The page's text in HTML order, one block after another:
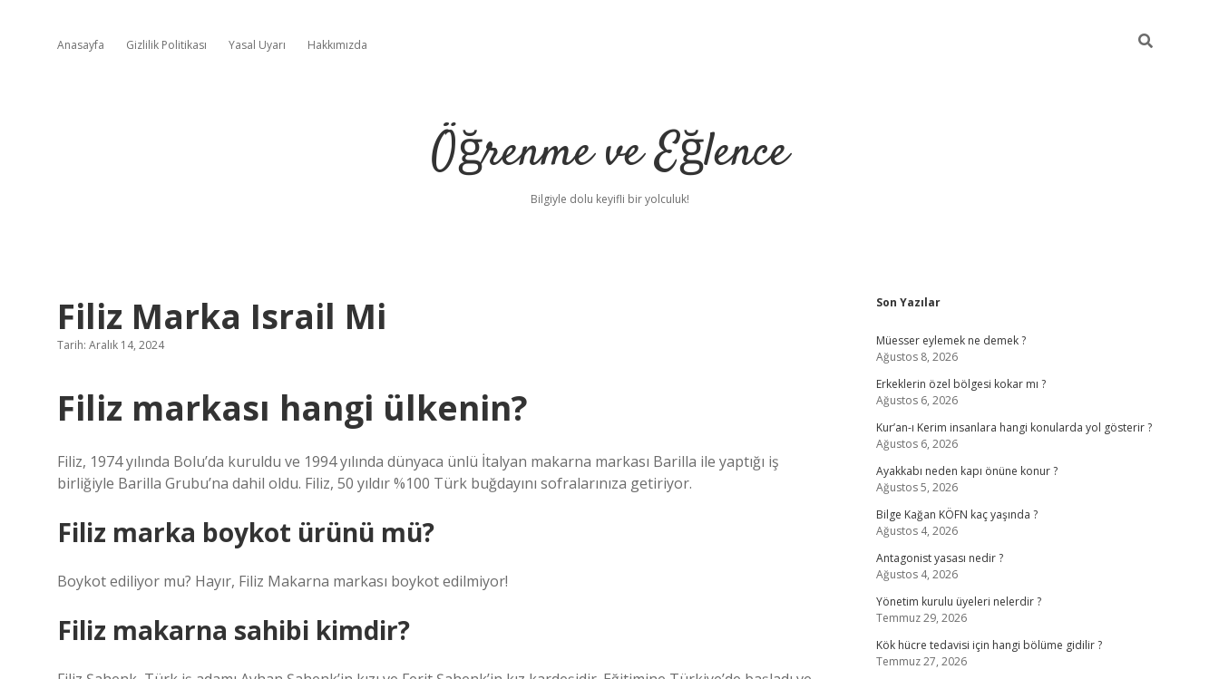
Anasayfa Gizlilik Politikası Yasal Uyarı Hakkımızda
Öğrenme ve Eğlence
Bilgiyle dolu keyifli bir yolculuk!
Filiz Marka Israil Mi
Tarih: Aralık 14, 2024
Filiz markası hangi ülkenin?
Filiz, 1974 yılında Bolu’da kuruldu ve 1994 yılında dünyaca ünlü İtalyan makarna markası Barilla ile yaptığı iş
birliğiyle Barilla Grubu’na dahil oldu. Filiz, 50 yıldır %100 Türk buğdayını sofralarınıza getiriyor.
Filiz marka boykot ürünü mü?
Boykot ediliyor mu? Hayır, Filiz Makarna markası boykot edilmiyor!
Filiz makarna sahibi kimdir?
Sidebar
Son Yazılar
Müesser eylemek ne demek ?
Ağustos 8, 2026
Erkeklerin özel bölgesi kokar mı ?
Ağustos 6, 2026
Kur’an-ı Kerim insanlara hangi konularda yol gösterir ?
Ağustos 6, 2026
Ayakkabı neden kapı önüne konur ?
Ağustos 5, 2026
Bilge Kağan KÖFN kaç yaşında ?
Ağustos 4, 2026
Antagonist yasası nedir ?
Ağustos 4, 2026
Yönetim kurulu üyeleri nelerdir ?
Temmuz 29, 2026
Kök hücre tedavisi için hangi bölüme gidilir ?
Temmuz 27, 2026